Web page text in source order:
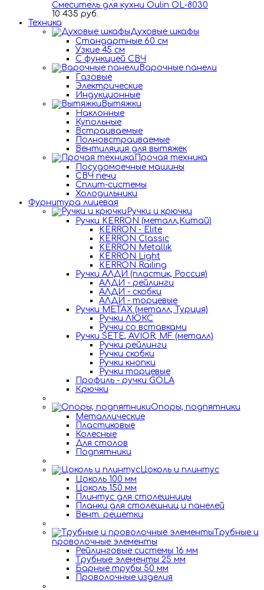
Смеситель для кухни Oulin OL-8030
10 435 руб.
Техника
Духовые шкафы
Стандартные 60 см
Узкие 45 см
С функцией СВЧ
Варочные панели
Газовые
Электрические
Индукционные
Вытяжки
Наклонные
Купольные
Встраиваемые
Полновстраиваемые
Вентиляция для вытяжек
Прочая техника
Посудомоечные машины
СВЧ печи
Сплит-системы
Холодильники
Фурнитура лицевая
Ручки и крючки
Ручки KERRON (металл,Китай)
KERRON - Elite
KERRON Classic
KERRON Metallik
KERRON Light
KERRON Railing
Ручки АЛДИ (пластик, Россия)
АЛДИ - рейлинги
АЛДИ - скобки
АЛДИ - торцевые
Ручки METAX (металл, Турция)
Ручки ЛЮКС
Ручки со вставками
Ручки SETE, AVIOR, MF (металл)
Ручки рейлинги
Ручки скобки
Ручки кнопки
Ручки торцевые
Профиль - ручки GOLA
Крючки
Опоры, подпятники
Металлические
Пластиковые
Колесные
Для столов
Подпятники
Цоколь и плинтус
Цоколь 100 мм
Цоколь 150 мм
Плинтус для столешницы
Планки для столешниц и панелей
Вент. решетки
Трубные и
проволочные элементы
Рейлинговые системы 16 мм
Трубные элементы 25 мм
Барные трубы 50 мм
Проволочные изделия